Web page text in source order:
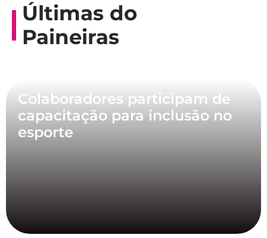
Últimas do
Paineiras
Colaboradores participam de
capacitação para inclusão no
esporte